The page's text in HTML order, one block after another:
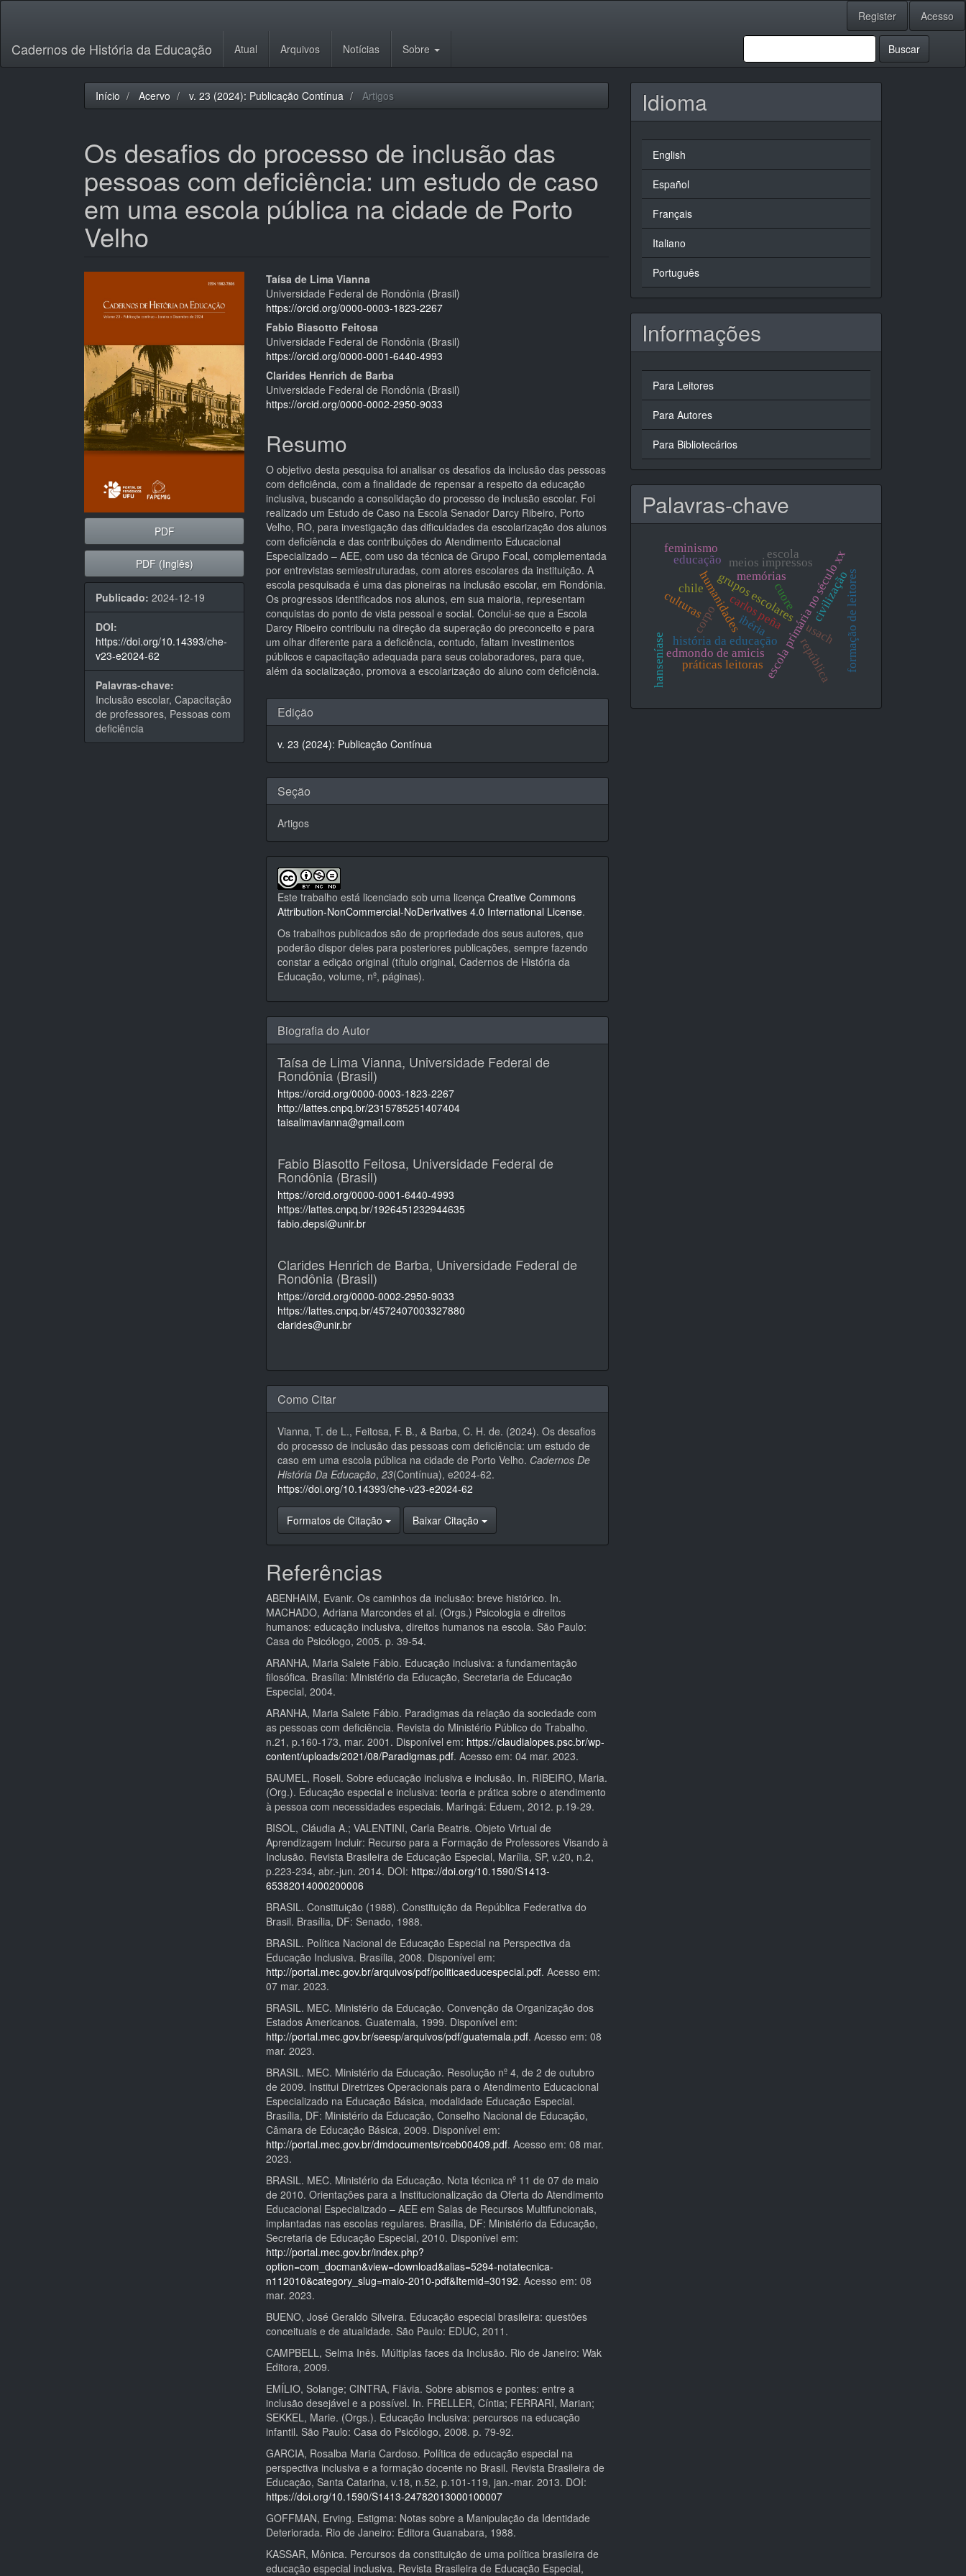
principal
Barra
Register Acesso
Cadernos de História da Educação Atual Arquivos Notícias Sobre Buscar
Início Acervo v. 23 (2024): Publicação Contínua Artigos
Os desafios do processo de inclusão das
pessoas com deficiência: um estudo de caso
em uma escola pública na cidade de Porto
Velho
lateral
artigos
PDF
PDF (Inglês)
Publicado: 2024-12-19
DOI:
https://doi.org/10.14393/che-
v23-e2024-62
Palavras-chave:
Inclusão escolar, Capacitação
de professores, Pessoas com
deficiência
Conteúdo
do
artigo
principal
Taísa de Lima Vianna
Universidade Federal de Rondônia (Brasil)
https://orcid.org/0000-0003-1823-2267
Fabio Biasotto Feitosa
Universidade Federal de Rondônia (Brasil)
https://orcid.org/0000-0001-6440-4993
Clarides Henrich de Barba
Universidade Federal de Rondônia (Brasil)
https://orcid.org/0000-0002-2950-9033
Resumo
O objetivo desta pesquisa foi analisar os desafios da inclusão das pessoas
com deficiência, com a finalidade de repensar a respeito da educação
inclusiva, buscando a consolidação do processo de inclusão escolar. Foi
realizado um Estudo de Caso na Escola Senador Darcy Ribeiro, Porto
Velho, RO, para investigação das dificuldades da escolarização dos alunos
com deficiência e das contribuições do Atendimento Educacional
Especializado – AEE, com uso da técnica de Grupo Focal, complementada
por entrevistas semiestruturadas, com atores escolares da instituição. A
escola pesquisada é uma das pioneiras na inclusão escolar, em Rondônia.
Os progressos identificados nos alunos, em sua maioria, representam
conquistas do ponto de vista pessoal e social. Conclui-se que a Escola
Darcy Ribeiro contribuiu na direção da superação do preconceito e para
um olhar diferente para a deficiência, contudo, faltam investimentos
públicos e capacitação adequada para seus colaboradores, para que,
além da socialização, promova a escolarização do aluno com deficiência.
Detalhes
do
artigo
Edição
v. 23 (2024): Publicação Contínua
Seção
Artigos
Este trabalho está licenciado sob uma licençaCreative Commons
Attribution-NonCommercial-NoDerivatives 4.0 International License.
Os trabalhos publicados são de propriedade dos seus autores, que
poderão dispor deles para posteriores publicações, sempre fazendo
constar a edição original (título original, Cadernos de História da
Educação, volume, nº, páginas).
Biografia do Autor
Taísa de Lima Vianna, Universidade Federal de
Rondônia (Brasil)
https://orcid.org/0000-0003-1823-2267
http://lattes.cnpq.br/2315785251407404
taisalimavianna@gmail.com
Fabio Biasotto Feitosa, Universidade Federal de
Rondônia (Brasil)
https://orcid.org/0000-0001-6440-4993
https://lattes.cnpq.br/1926451232944635
fabio.depsi@unir.br
Clarides Henrich de Barba, Universidade Federal de
Rondônia (Brasil)
https://orcid.org/0000-0002-2950-9033
https://lattes.cnpq.br/4572407003327880
clarides@unir.br
Como Citar
Vianna, T. de L., Feitosa, F. B., & Barba, C. H. de. (2024). Os desafios
do processo de inclusão das pessoas com deficiência: um estudo de
caso em uma escola pública na cidade de Porto Velho. Cadernos De
História Da Educação,23(Contínua), e2024-62.
https://doi.org/10.14393/che-v23-e2024-62
Formatos de Citação Baixar Citação
Referências
ABENHAIM, Evanir. Os caminhos da inclusão: breve histórico. In.
MACHADO, Adriana Marcondes et al. (Orgs.) Psicologia e direitos
humanos: educação inclusiva, direitos humanos na escola. São Paulo:
Casa do Psicólogo, 2005. p. 39-54.
ARANHA, Maria Salete Fábio. Educação inclusiva: a fundamentação
filosófica. Brasília: Ministério da Educação, Secretaria de Educação
Especial, 2004.
ARANHA, Maria Salete Fábio. Paradigmas da relação da sociedade com
as pessoas com deficiência. Revista do Ministério Público do Trabalho.
n.21, p.160-173, mar. 2001. Disponível em: https://claudialopes.psc.br/wp-
content/uploads/2021/08/Paradigmas.pdf. Acesso em: 04 mar. 2023.
BAUMEL, Roseli. Sobre educação inclusiva e inclusão. In. RIBEIRO, Maria.
(Org.). Educação especial e inclusiva: teoria e prática sobre o atendimento
à pessoa com necessidades especiais. Maringá: Eduem, 2012. p.19-29.
BISOL, Cláudia A.; VALENTINI, Carla Beatris. Objeto Virtual de
Aprendizagem Incluir: Recurso para a Formação de Professores Visando à
Inclusão. Revista Brasileira de Educação Especial, Marília, SP, v.20, n.2,
p.223-234, abr.-jun. 2014. DOI: https://doi.org/10.1590/S1413-
65382014000200006
BRASIL. Constituição (1988). Constituição da República Federativa do
Brasil. Brasília, DF: Senado, 1988.
BRASIL. Política Nacional de Educação Especial na Perspectiva da
Educação Inclusiva. Brasília, 2008. Disponível em:
http://portal.mec.gov.br/arquivos/pdf/politicaeducespecial.pdf. Acesso em:
07 mar. 2023.
BRASIL. MEC. Ministério da Educação. Convenção da Organização dos
Estados Americanos. Guatemala, 1999. Disponível em:
http://portal.mec.gov.br/seesp/arquivos/pdf/guatemala.pdf. Acesso em: 08
mar. 2023.
BRASIL. MEC. Ministério da Educação. Resolução nº 4, de 2 de outubro
de 2009. Institui Diretrizes Operacionais para o Atendimento Educacional
Especializado na Educação Básica, modalidade Educação Especial.
Brasília, DF: Ministério da Educação, Conselho Nacional de Educação,
Câmara de Educação Básica, 2009. Disponível em:
http://portal.mec.gov.br/dmdocuments/rceb00409.pdf. Acesso em: 08 mar.
2023.
BRASIL. MEC. Ministério da Educação. Nota técnica nº 11 de 07 de maio
de 2010. Orientações para a Institucionalização da Oferta do Atendimento
Educacional Especializado – AEE em Salas de Recursos Multifuncionais,
implantadas nas escolas regulares. Brasília, DF: Ministério da Educação,
Secretaria de Educação Especial, 2010. Disponível em:
http://portal.mec.gov.br/index.php?
option=com_docman&view=download&alias=5294-notatecnica-
n112010&category_slug=maio-2010-pdf&Itemid=30192. Acesso em: 08
mar. 2023.
BUENO, José Geraldo Silveira. Educação especial brasileira: questões
conceituais e de atualidade. São Paulo: EDUC, 2011.
CAMPBELL, Selma Inês. Múltiplas faces da Inclusão. Rio de Janeiro: Wak
Editora, 2009.
EMÍLIO, Solange; CINTRA, Flávia. Sobre abismos e pontes: entre a
inclusão desejável e a possível. In. FRELLER, Cíntia; FERRARI, Marian;
SEKKEL, Marie. (Orgs.). Educação Inclusiva: percursos na educação
infantil. São Paulo: Casa do Psicólogo, 2008. p. 79-92.
GARCIA, Rosalba Maria Cardoso. Política de educação especial na
perspectiva inclusiva e a formação docente no Brasil. Revista Brasileira de
Educação, Santa Catarina, v.18, n.52, p.101-119, jan.-mar. 2013. DOI:
https://doi.org/10.1590/S1413-24782013000100007
GOFFMAN, Erving. Estigma: Notas sobre a Manipulação da Identidade
Deteriorada. Rio de Janeiro: Editora Guanabara, 1988.
KASSAR, Mônica. Percursos da constituição de uma política brasileira de
educação especial inclusiva. Revista Brasileira de Educação Especial,
Idioma
English
Español
Français
Italiano
Português
Informações
Para Leitores
Para Autores
Para Bibliotecários
Palavras-chave
escola primária no século xx
grupos escolares
memórias
carlos peña
humanidades
chile
usach
história da educação
meios impressos
cuore
edmondo de amicis
civilização
educação
hanseníase
corpo
república formação de leitores
escola
práticas leitoras
culturas
ibéria
feminismo